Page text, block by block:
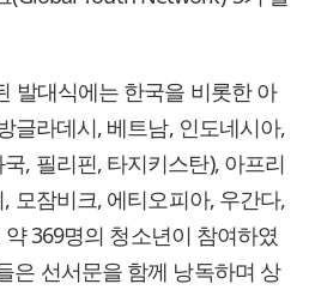
발대식에는 한국을 비롯한 아
글라데시, 베트남, 인도네시아,
, 필리핀, 타지키스탄), 아프리
모잠비크, 에티오피아, 우간다,
369명의 청소년이 참여하였
은 선서문을 함께 낭독하며 상